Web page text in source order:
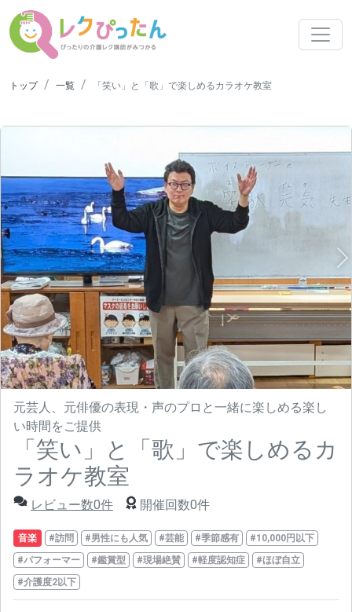
トップ 一覧 「笑い」と「歌」で楽しめるカラオケ教室
「笑い」と「歌」で楽しめるカ
ラオケ教室
元芸人、元俳優の表現・声のプロと一緒に楽しめる楽し
い時間をご提供
レビュー数0件 開催回数0件
音楽 #訪問 #男性にも人気 #芸能 #季節感有
#10,000円以下
#パフォーマー
#鑑賞型 #現場絶賛 #軽度認知症
#ほぼ自立
#介護度2以下